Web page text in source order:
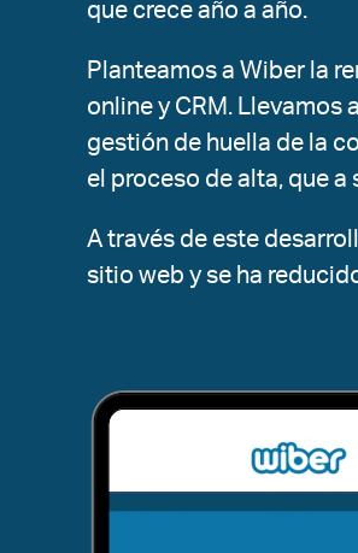
que crece año a año.
Planteamos a Wiber la
online y CRM.
gestión de huella de la
el proceso de alta, que
A través de este
sitio web y se ha